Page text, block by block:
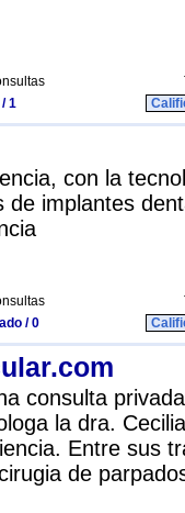
1
con la
de implantes
/ 0
consulta
la dra.
Entre sus
de